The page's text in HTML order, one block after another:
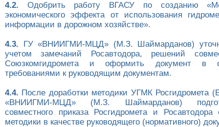
4.2. Одобрить работу ВГАСУ по созданию
экономического эффекта от использования
информации в дорожном хозяйстве».
4.3. ГУ «ВНИИГМИ-МЦД» (М.З. Шаймарданов)
учетом замечаний Росавтодора, решений
Союзкомгидромета и оформить документ в
требованиями к руководящим документам.
4.4. После доработки методики УГМК Росгидромета
«ВНИИГМИ-МЦД» (М.З. Шаймарданов)
совместного приказа Росгидромета и
методики в качестве руководящего (нормативного)